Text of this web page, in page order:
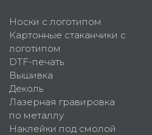
Носки с логотипом
Картонные стаканчики с
логотипом
DTF-печать
Вышивка
Деколь
Лазерная гравировка
по металлу
Наклейки под смолой